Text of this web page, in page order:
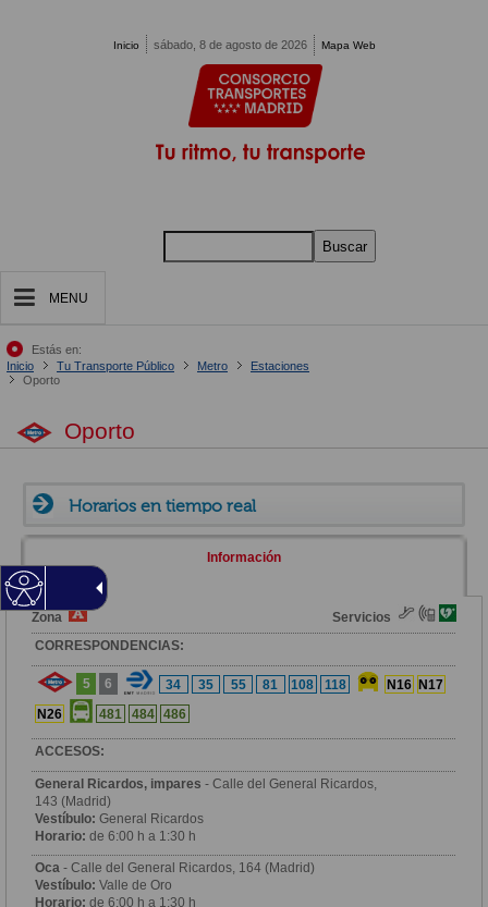
Inicio sábado, 8 de agosto de 2026 Mapa Web
Buscar
MENU
Estás en:
Inicio
Tu Transporte Público Metro
Estaciones
Oporto
Oporto
Horarios en tiempo real
Información
Zona
Servicios
CORRESPONDENCIAS:
5 6 34 35 55 81 108 118 N16 N17
N26
481 484 486
ACCESOS:
General Ricardos, impares - Calle del General Ricardos,
143 (Madrid)
Vestíbulo: General Ricardos
Horario: de 6:00 h a 1:30 h
Oca - Calle del General Ricardos, 164 (Madrid)
Vestíbulo: Valle de Oro
Horario: de 6:00 h a 1:30 h